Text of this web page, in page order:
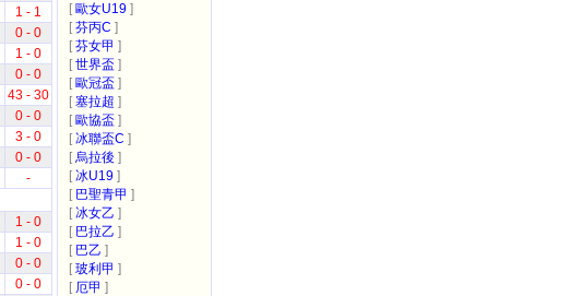
1 - 1
0 - 0
1 - 0
0 - 0
43 - 30
0 - 0
3 - 0
0 - 0
-
1 - 0
1 - 0
0 - 0
0 - 0
[歐女U19 ]
[芬丙C ]
[芬女甲 ]
[世界盃 ]
[歐冠盃 ]
[塞拉超 ]
[歐協盃 ]
[冰聯盃C ]
[烏拉後 ]
[冰U19 ]
[巴聖青甲 ]
[冰女乙 ]
[巴拉乙 ]
[巴乙 ]
[玻利甲 ]
[厄甲 ]